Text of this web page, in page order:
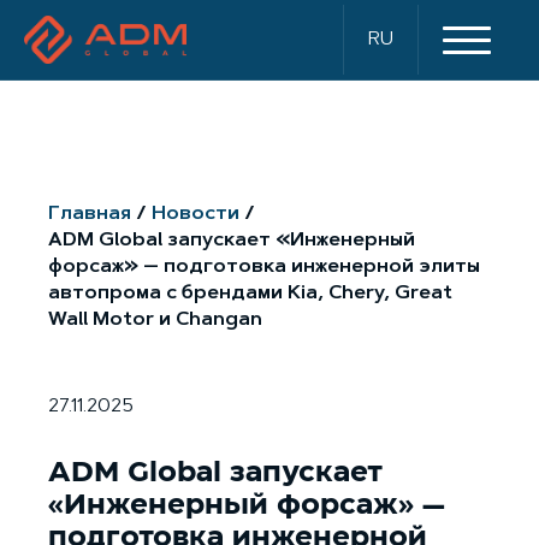
RU
Главная
Новости
ADM Global запускает «Инженерный
форсаж» — подготовка инженерной элиты
автопрома с брендами Kia, Chery, Great
Wall Motor и Сhangan
27.11.2025
ADM Global запускает
«Инженерный форсаж» —
подготовка инженерной